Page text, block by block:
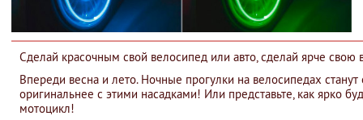
Сделай красочным свой велосипед или авто, сделай ярче
Впереди весна и лето. Ночные прогулки на велосипедах
оригинальнее с этими насадками! Или представьте, как ярко
мотоцикл!